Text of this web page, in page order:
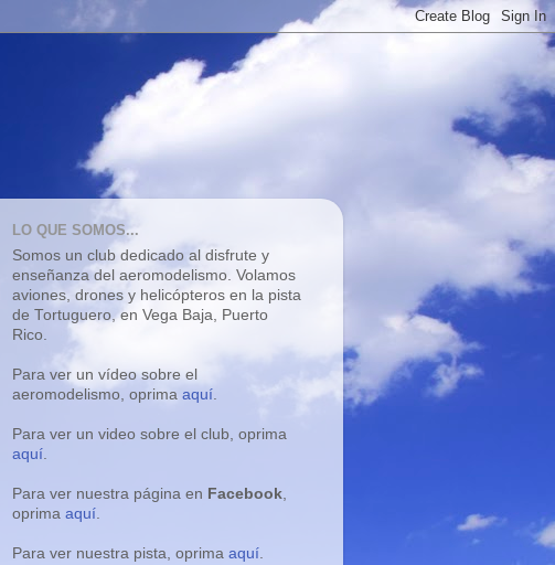
LO QUE SOMOS...
Somos un club dedicado al disfrute y
enseñanza del aeromodelismo. Volamos
aviones, drones y helicópteros en la pista
de Tortuguero, en Vega Baja, Puerto
Rico.
Para ver un vídeo sobre el
aeromodelismo, oprima aquí
Para ver un video sobre el club, oprima
aquí
Para ver nuestra página en Facebook
oprima aquí
Para ver nuestra pista, oprima aquí